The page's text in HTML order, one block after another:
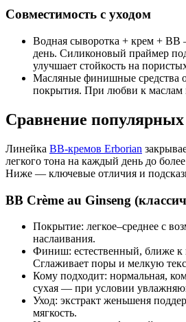
Совместимость с уходом
Водная сыворотка + крем + BB
день. Силиконовый праймер
улучшает стойкость на
Масляные финишные средства
покрытия. При любви к маслам
Сравнение
Линейка BB‑кремов Erborian
легкого тона на каждый день до
Ниже — ключевые отличия и
BB Crème au Ginseng
Покрытие: легкое–среднее с
наслаивания.
Финиш: естественный, ближе к
Сглаживает поры и мелкую
Кому подходит: нормальная,
сухая — при условии
Уход: экстракт женьшеня
мягкость.